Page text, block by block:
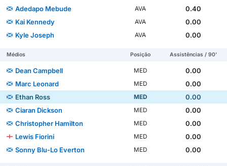
Adedapo Mebude
AVA
0.40
Kai Kennedy
AVA
0.00
Kyle Joseph
AVA 0.00
Médios Posição Assistências / 90'
Dean Campbell MED
0.00
Marc Leonard
MED
0.00
Ethan Ross
MED
0.00
Ciaran Dickson
MED
0.00
Christopher Hamilton
MED
0.00
Lewis Fiorini
MED
0.00
Sonny Blu-Lo Everton
MED 0.00